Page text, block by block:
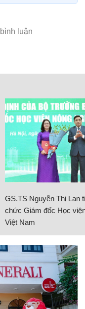
GS.TS Nguyễn Thị Lan
chức Giám đốc Học
Việt Nam